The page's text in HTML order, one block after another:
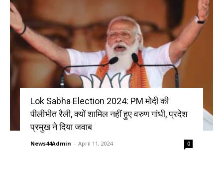
Lok Sabha Election 2024: PM मोदी की
पीलीभीत रैली, क्यों शामिल नहीं हुए वरुण गांधी, प्रदेश
प्रमुख ने दिया जवाब
News44Admin - April 11, 2024 0